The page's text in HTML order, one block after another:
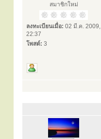
สมาชิกใหม่
ลงทะเบียนเมื่อ: 02 มี.ค. 2009,
22:37
โพสต์: 3